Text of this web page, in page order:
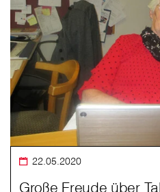
22.05.2020
Große Freude über